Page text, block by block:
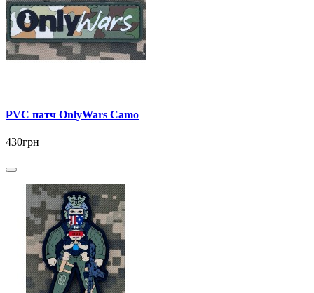
PVC патч OnlyWars Camo
430грн